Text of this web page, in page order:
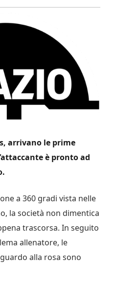
arrivano le prime
è pronto ad
a 360 gradi vista nelle
la società non dimentica
trascorsa. In seguito
allenatore, le
alla rosa sono